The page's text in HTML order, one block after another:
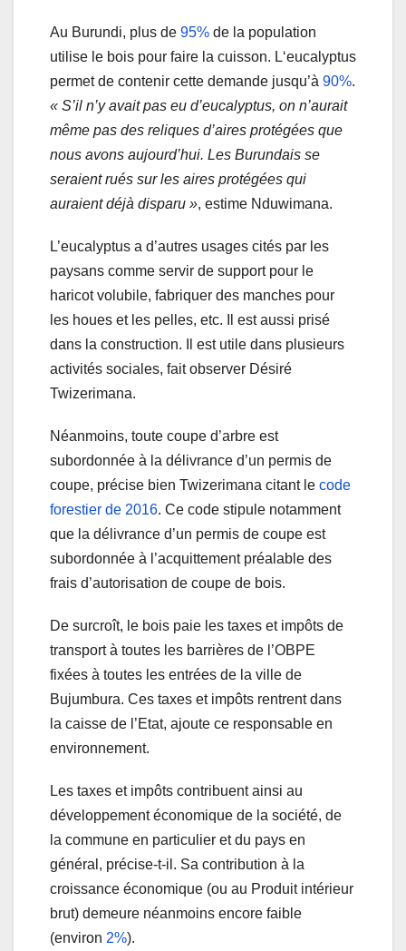
Au Burundi, plus de 95% de la population
utilise le bois pour faire la cuisson. L‘eucalyptus
permet de contenir cette demande jusqu’à 90%.
« S’il n’y avait pas eu d’eucalyptus, on n’aurait
même pas des reliques d’aires protégées que
nous avons aujourd’hui. Les Burundais se
seraient rués sur les aires protégées qui
auraient déjà disparu », estime Nduwimana.
L’eucalyptus a d’autres usages cités par les
paysans comme servir de support pour le
haricot volubile, fabriquer des manches pour
les houes et les pelles, etc. Il est aussi prisé
dans la construction. Il est utile dans plusieurs
activités sociales, fait observer Désiré
Twizerimana.
Néanmoins, toute coupe d’arbre est
subordonnée à la délivrance d’un permis de
coupe, précise bien Twizerimana citant le code
forestier de 2016. Ce code stipule notamment
que la délivrance d’un permis de coupe est
subordonnée à l’acquittement préalable des
frais d’autorisation de coupe de bois.
De surcroît, le bois paie les taxes et impôts de
transport à toutes les barrières de l’OBPE
fixées à toutes les entrées de la ville de
Bujumbura. Ces taxes et impôts rentrent dans
la caisse de l’Etat, ajoute ce responsable en
environnement.
Les taxes et impôts contribuent ainsi au
développement économique de la société, de
la commune en particulier et du pays en
général, précise-t-il. Sa contribution à la
croissance économique (ou au Produit intérieur
brut) demeure néanmoins encore faible
(environ 2%).